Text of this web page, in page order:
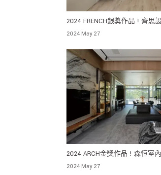
2024 FRENCH銀獎作品 ! 齊思
效果 使空間更開闊 展現極致的
2024 May 27
2024 ARCH金獎作品 ! 森恒室
的生活條件與機能，與家庭成
2024 May 27